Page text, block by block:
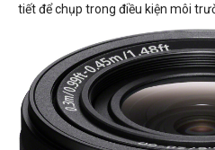
tiết để chụp trong điều kiện môi